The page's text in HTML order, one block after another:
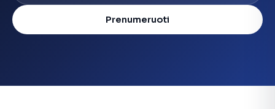
Prenumeruoti